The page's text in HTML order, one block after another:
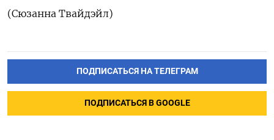
(Сюзанна Твайдэйл)
ПОДПИСАТЬСЯ НА ТЕЛЕГРАМ
ПОДПИСАТЬСЯ В GOOGLE